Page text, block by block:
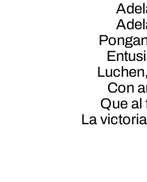
Con
Que al
La